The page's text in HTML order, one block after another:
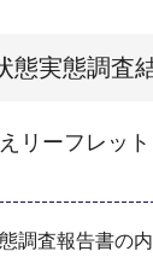
態実態調査
リーフレッ
調査報告書の